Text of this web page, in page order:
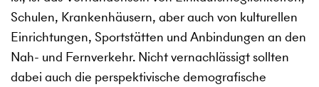
Schulen, Krankenhäusern, aber auch von kulturellen
Einrichtungen, Sportstätten und Anbindungen an den
Nah- und Fernverkehr. Nicht vernachlässigt sollten
dabei auch die perspektivische demografische